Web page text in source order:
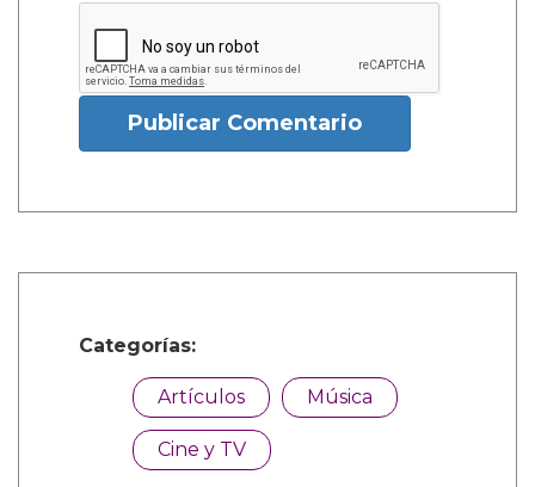
Publicar Comentario
Categorías:
Artículos Música
Cine y TV